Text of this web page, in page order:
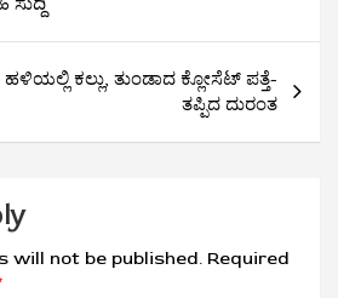
ಹಳಿಯಲ್ಲಿ ಕಲ್ಲು, ತುಂಡಾದ ಕ್ಲೋಸೆಟ್ ಪತ್ತೆ-
ತಪ್ಪಿದ ದುರಂತ
will not be published. Required